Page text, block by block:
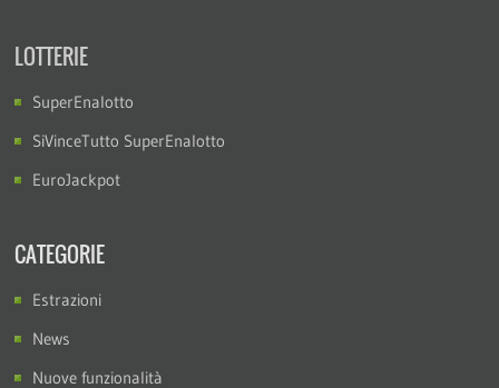
LOTTERIE
SuperEnalotto
SiVinceTutto SuperEnalotto
EuroJackpot
CATEGORIE
Estrazioni
News
Nuove funzionalità